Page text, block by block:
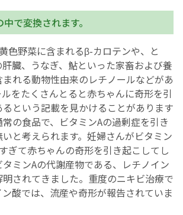
で変換されます。
色野菜に含まれるβ-カロテンや、と
臓、うなぎ、鮎といった家畜および養
れる動物性由来のレチノールなどがあ
をたくさんとると赤ちゃんに奇形を引
という記載を見かけることがあります
の食品で、ビタミンAの過剰症を引き
と考えられます。妊婦さんがビタミン
ぎて赤ちゃんの奇形を引き起こしてし
ミンAの代謝産物である、レチノイン
されてきました。重度のニキビ治療で
酸では、流産や奇形が報告されていま